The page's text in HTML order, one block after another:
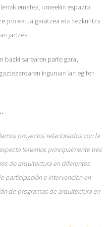
ematea, umeekin espazio
proiektua garatzea eta hezkuntza
jartzea.
bazki sarearen parte gara,
inguruan lan egiten
proyectos relacionados con la
tenemos principalmente tres
de arquitectura en diferentes
participación e intervención en
de programas de arquitectura en